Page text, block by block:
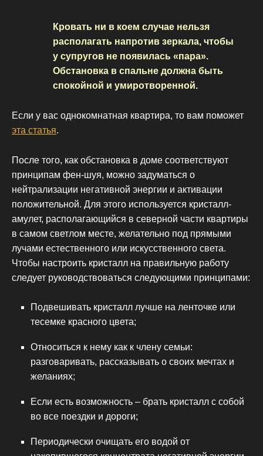
Кровать ни в коем случае нельзя
располагать напротив зеркала, чтобы
у супругов не появилась «пара».
Обстановка в спальне должна быть
спокойной и умиротворенной.
Если у вас однокомнатная квартира, то вам поможет
эта статья.
После того, как обстановка в доме соответствуют
принципам фен-шуя, можно задуматься о
нейтрализации негативной энергии и активации
положительной. Для этого используется кристалл-
амулет, располагающийся в северной части квартиры
в самом светлом месте, желательно под прямыми
лучами естественного или искусственного света.
Чтобы настроить кристалл на правильную работу
следует руководствоваться следующими принципами:
Подвешивать кристалл лучше на ленточке или
тесемке красного цвета;
Относиться к нему как к члену семьи:
разговаривать, рассказывать о своих мечтах и
желаниях;
Если есть возможность – брать кристалл с собой
во все поездки и дороги;
Периодически очищать его водой от